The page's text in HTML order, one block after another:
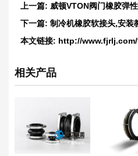
上一篇: 威顿VTON阀门橡胶弹
下一篇: 制冷机橡胶软接头,安装
本文链接: http://
相关产品